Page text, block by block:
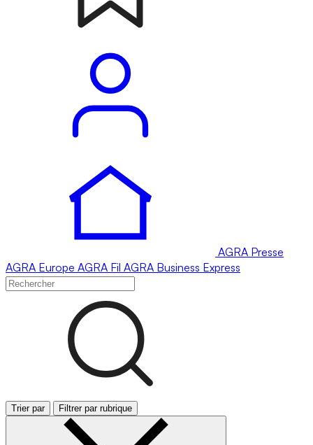
AGRA Presse
AGRA Europe AGRA Fil AGRA Business Express
Trier par Filtrer par rubrique